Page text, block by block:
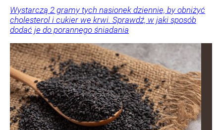
Wystarczą 2 gramy tych nasionek dziennie, by obniżyć
cholesterol i cukier we krwi. Sprawdź, w jaki sposób
dodać je do porannego śniadania